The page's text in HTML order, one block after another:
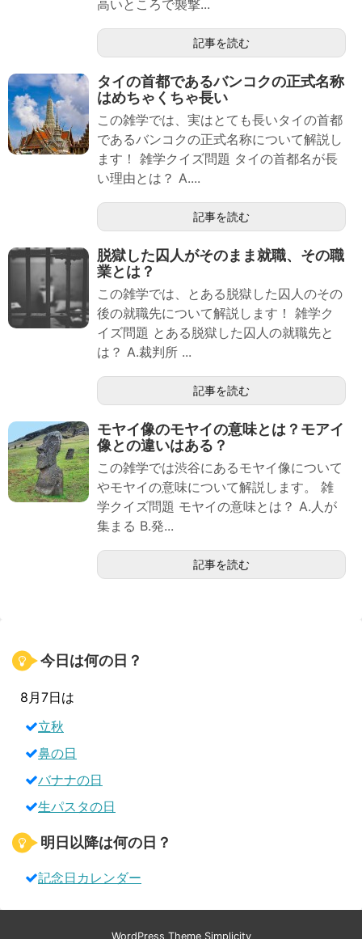
高いところで襲撃...
記事を読む
タイの首都であるバンコクの正式名称
はめちゃくちゃ長い
この雑学では、実はとても長いタイの首都
であるバンコクの正式名称について解説し
ます！ 雑学クイズ問題 タイの首都名が長
い理由とは？ A....
記事を読む
脱獄した囚人がそのまま就職、その職
業とは？
この雑学では、とある脱獄した囚人のその
後の就職先について解説します！ 雑学ク
イズ問題 とある脱獄した囚人の就職先と
は？ A.裁判所 ...
記事を読む
モヤイ像のモヤイの意味とは？モアイ
像との違いはある？
この雑学では渋谷にあるモヤイ像について
やモヤイの意味について解説します。 雑
学クイズ問題 モヤイの意味とは？ A.人が
集まる B.発...
記事を読む
今日は何の日？
8月7日は
立秋
鼻の日
バナナの日
生パスタの日
明日以降は何の日？
記念日カレンダー
WordPress Theme Simplicity